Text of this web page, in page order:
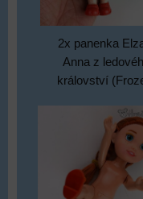
2x panenka
Anna z
království